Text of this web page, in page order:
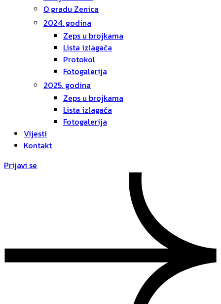
O gradu Zenica
2024. godina
Zeps u brojkama
Lista izlagača
Protokol
Fotogalerija
2025. godina
Zeps u brojkama
Lista izlagača
Fotogalerija
Vijesti
Kontakt
Prijavi se